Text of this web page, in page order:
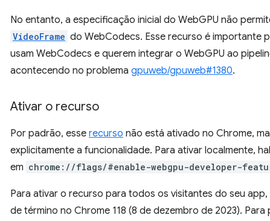
No entanto, a especificação inicial do WebGPU não
VideoFrame do WebCodecs. Esse recurso é importante
usam WebCodecs e querem integrar o WebGPU ao
acontecendo no problema gpuweb/gpuweb#1380.
Ativar o recurso
Por padrão, esse recurso não está ativado no Chrome,
explicitamente a funcionalidade. Para ativar localmente,
em chrome://flags/#enable-webgpu-developer-
Para ativar o recurso para todos os visitantes do seu app,
de término no Chrome 118 (8 de dezembro de 2023).